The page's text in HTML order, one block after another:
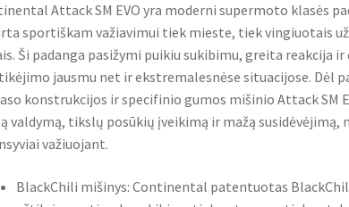
Attack SM EVO yra moderni supermoto klasės
sportiškam važiavimui tiek mieste, tiek vingiuotais
Ši padanga pasižymi puikiu sukibimu, greita reakcija ir
jausmu net ir ekstremalesnėse situacijose. Dėl
konstrukcijos ir specifinio gumos mišinio Attack SM
valdymą, tikslų posūkių įveikimą ir mažą susidėvėjimą,
važiuojant.
BlackChili mišinys: Continental patentuotas